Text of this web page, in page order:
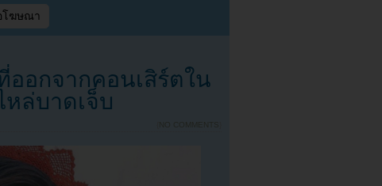
โฆษณา
ออกจากคอนเสิร์ตใน
หล่บาดเจ็บ
NO COMMENTS